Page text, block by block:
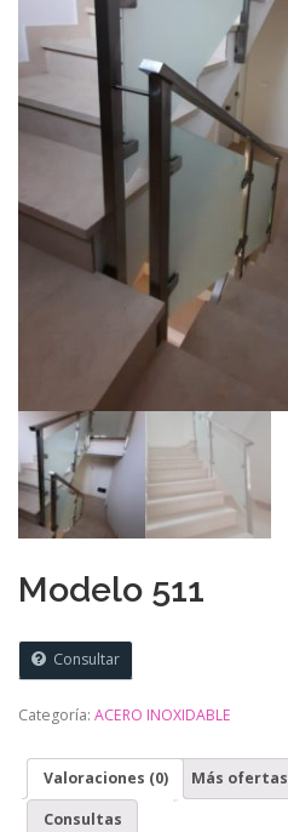
Modelo 511
Consultar
Categoría: ACERO INOXIDABLE
Valoraciones (0) Más ofertas
Consultas